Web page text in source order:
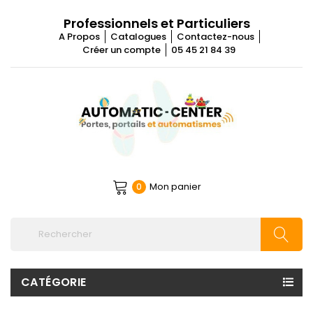
Professionnels et Particuliers
A Propos Catalogues
Contactez-nous
Créer un compte
05 45 21 84 39
0 Mon panier
CATÉGORIE